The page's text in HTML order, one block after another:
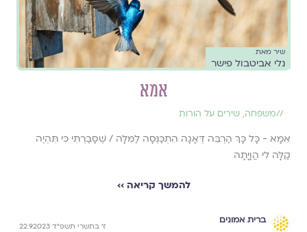
שיר מאת
נלי אביטבול פישר
אמא
//משפחה, שירים על הורות
אִמָּא - כָּל כָּךְ הַרְבֵּה דְּאָגָה הִתְכַּנְּסָה לַמִּלָּה / שֶׁסָּבַרְתִּי כִּי תִּהְיֶה
קַלָּה לִי הֲוָיָתָהּ
להמשך קריאה ››
ברית אמונים
ז׳ בתשרי תשפ״ד 22.9.2023